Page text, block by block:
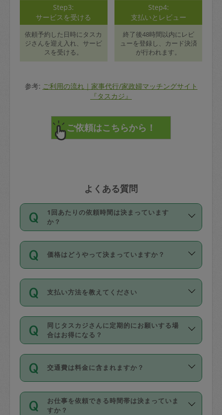
Step3:
サービスを受ける
依頼予約した日時にタスカ
ジさんを迎え入れ、サービ
スを受ける。
Step4:
支払いとレビュー
終了後48時間以内にレビ
ューを登録し、カード決済
が行われます。
参考: ご利用の流れ｜家事代行/家政婦マッチングサイト
『タスカジ』
よくある質問
1回あたりの依頼時間は決まっています
か？
依頼1回につき3時間固定です。3時間を
超えて依頼したい場合は、延長機能をご
利用ください。機能をご利用いただくに
の上事前申請することが必要です。な
お、3時間を下回っても、値引き等はござ
いません。
価格はどうやって決まっていますか？
11種類の価格帯の中からタスカジさん自
身が価格を選んで設定しています。
タスカジさんの価格設定には最初は制限
があり、レビュー件数、レビューの平均
値、などで除々に設定可能な最高額が上
がっていく仕組みになっています。
支払い方法を教えてください
お支払方法はクレジットカード（Visa／
Master／JCB／AMERICAN EXPRESS／
Diners Club）のみとなります。
を行う際にご入力ください。プロフィー
ル登録時にはご入力いただかなくても大
丈夫です。
デビットカード・プリペイドカード（Vプ
同じタスカジさんに定期的にお願いする場
合はお得になる？
依頼には「スポット」と「定期（毎週｜
隔週）」があり、「定期」の依頼は「ス
ポット」よりお得な料金でご利用できま
す。
定期の最低利用回数は設けていない代わ
交通費は料金に含まれますか？
交通費は依頼料金とは別途発生し、依頼
料金のご請求と合わせてお支払いとなり
お仕事を依頼できる時間帯は決まっていま
すか？